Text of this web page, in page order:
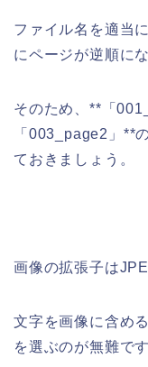
ファイル名を適当
にページが逆順に
そのため、**「
「003_page2」**
ておきましょう。
画像の拡張子は
文字を画像に含め
を選ぶのが無難です